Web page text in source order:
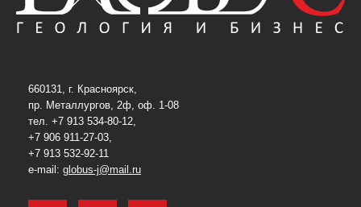
660131, г. Красноярск,
пр. Металлургов, 2ф, оф. 1-08
тел. +7 913 534-80-12,
+7 906 911-27-03,
+7 913 532-92-11
e-mail: globus-j@mail.ru